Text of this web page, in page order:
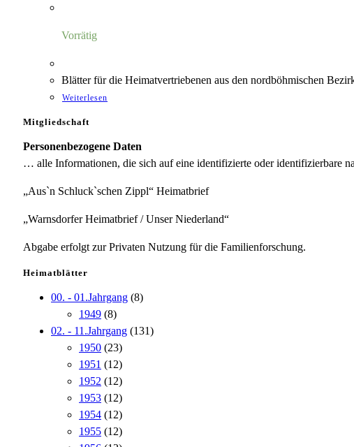
Vorrätig
Blätter für die Heimatvertriebenen aus den nordböhmischen
Weiterlesen
Mitgliedschaft
Personenbezogene Daten
… alle Informationen, die sich auf eine identifizierte oder identifizierbare
„Aus`n Schluck`schen Zippl“ Heimatbrief
„Warnsdorfer Heimatbrief / Unser Niederland“
Abgabe erfolgt zur Privaten Nutzung für die Familienforschung.
Heimatblätter
00. - 01.Jahrgang (8)
1949 (8)
02. - 11.Jahrgang (131)
1950 (23)
1951 (12)
1952 (12)
1953 (12)
1954 (12)
1955 (12)